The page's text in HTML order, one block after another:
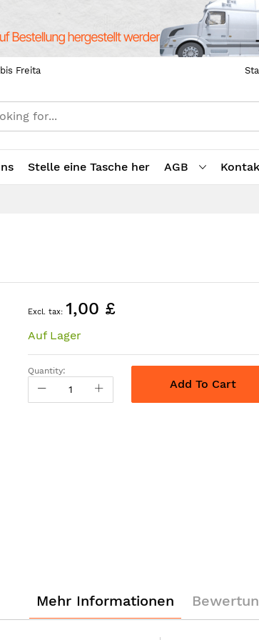
Freita
Stelle eine Tasche her AGB
1,00 £
Auf Lager
Quantity:
Add To Cart
Mehr Informationen